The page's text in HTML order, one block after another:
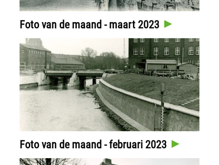
Foto van de maand - maart 2023
Foto van de maand - februari 2023